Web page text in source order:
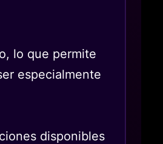
lo que permite
especialmente
disponibles